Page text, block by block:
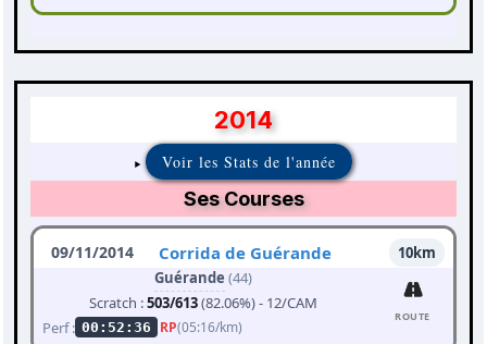
2014
Voir les Stats de l'année
Ses Courses
09/11/2014 Corrida de Guérande
10km
Guérande (44)
Scratch :503/613(82.06%) - 12/CAM
Perf : 00:52:36 RP(05:16/km)
ROUTE